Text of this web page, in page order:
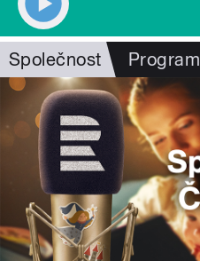
Společnost Program